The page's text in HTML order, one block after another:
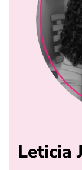
Leticia